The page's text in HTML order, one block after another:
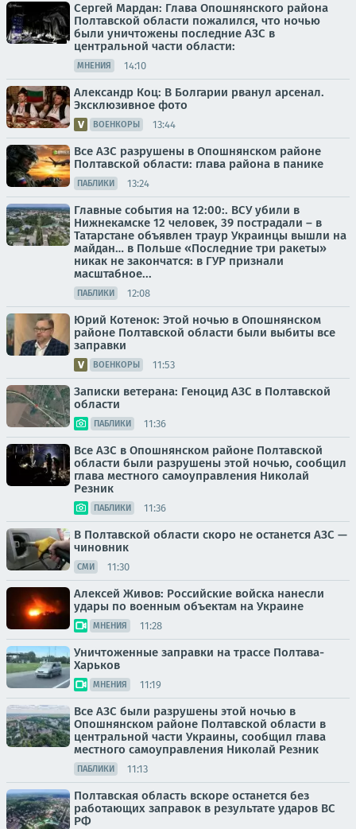
Сергей Мардан: Глава Опошнянского района
Полтавской области пожалился, что ночью
были уничтожены последние АЗС в
центральной части области:
МНЕНИЯ 14:10
Александр Коц: В Болгарии рванул арсенал.
Эксклюзивное фото
ВОЕНКОРЫ 13:44
Все АЗС разрушены в Опошнянском районе
Полтавской области: глава района в панике
ПАБЛИКИ 13:24
Главные события на 12:00:. ВСУ убили в
Нижнекамске 12 человек, 39 пострадали – в
Татарстане объявлен траур Украинцы вышли на
майдан… в Польше «Последние три ракеты»
никак не закончатся: в ГУР признали
масштабное...
ПАБЛИКИ 12:08
Юрий Котенок: Этой ночью в Опошнянском
районе Полтавской области были выбиты все
заправки
ВОЕНКОРЫ 11:53
Записки ветерана: Геноцид АЗС в Полтавской
области
ПАБЛИКИ 11:36
Все АЗС в Опошнянском районе Полтавской
области были разрушены этой ночью, сообщил
глава местного самоуправления Николай
Резник
ПАБЛИКИ 11:36
В Полтавской области скоро не останется АЗС —
чиновник
СМИ 11:30
Алексей Живов: Российские войска нанесли
удары по военным объектам на Украине
МНЕНИЯ 11:28
Уничтоженные заправки на трассе Полтава-
Харьков
МНЕНИЯ 11:19
Все АЗС были разрушены этой ночью в
Опошнянском районе Полтавской области в
центральной части Украины, сообщил глава
местного самоуправления Николай Резник
ПАБЛИКИ 11:13
Полтавская область вскоре останется без
работающих заправок в результате ударов ВС
РФ